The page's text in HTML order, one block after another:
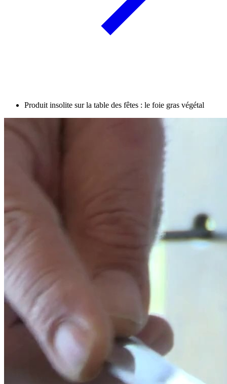
Produit insolite sur la table des fêtes : le foie gras végétal